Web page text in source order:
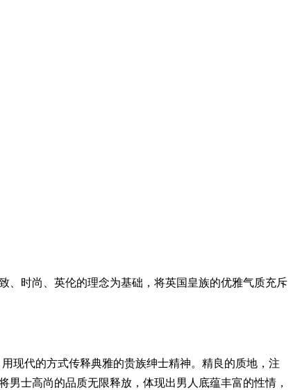
、时尚、英伦的理念为基础，将英国皇族的优雅气质充斥
现代的方式传释典雅的贵族绅士精神。精良的质地，注
士高尚的品质无限释放，体现出男人底蕴丰富的性情，